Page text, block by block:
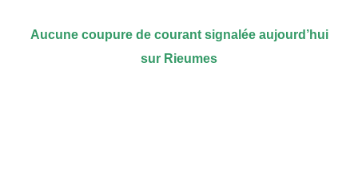
Aucune coupure de courant signalée aujourd’hui
sur Rieumes